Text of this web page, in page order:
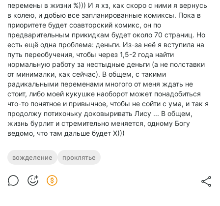
перемены в жизни %))) И я хз, как скоро с ними я вернусь
в колею, и добью все запланированные комиксы. Пока в
приоритете будет соавторский комикс, он по
предварительным прикидкам будет около 70 страниц. Но
есть ещё одна проблема: деньги. Из-за неё я вступила на
путь переобучения, чтобы через 1,5-2 года найти
нормальную работу за нестыдные деньги (а не полставки
от минималки, как сейчас). В общем, с такими
радикальными переменами многого от меня ждать не
стоит, либо моей кукушке наоборот может понадобиться
что-то понятное и привычное, чтобы не сойти с ума, и так я
продолжу потихоньку доковыривать Лису ... В общем,
жизнь бурлит и стремительно меняется, одному Богу
ведомо, что там дальше будет Х)))
вожделение проклятье